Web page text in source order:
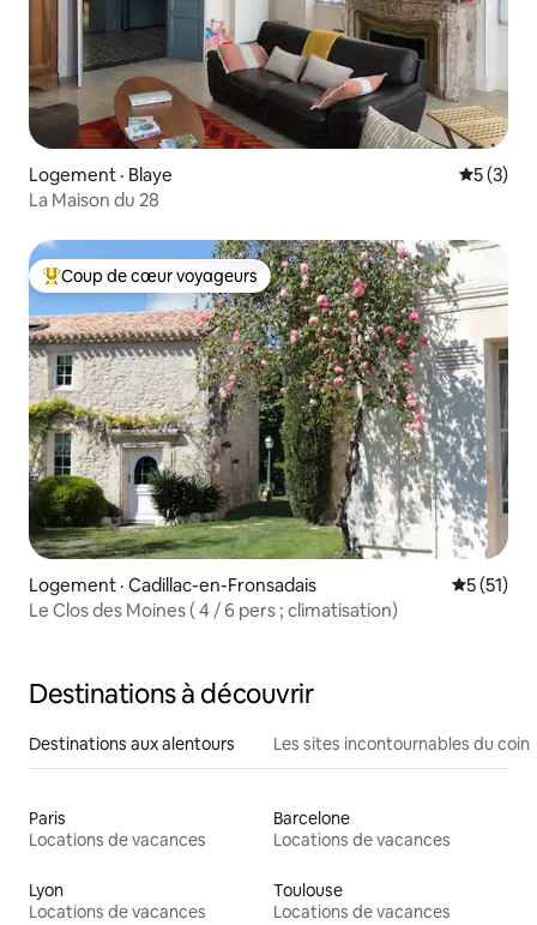
Logement · Blaye Note
5 (3)
La Maison du 28
Coup de cœur voyageurs parmi les plus aimés
Coup de cœur voyageurs
Logement · Cadillac-en-Fronsadais Note
5 (51)
Le Clos des Moines ( 4 / 6 pers ; climatisation)
Destinations à découvrir
Destinations aux alentours Les sites incontournables du coin
Paris
Locations de vacances
Barcelone
Locations de vacances
Lyon
Locations de vacances
Toulouse
Locations de vacances